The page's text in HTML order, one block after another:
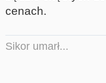
cenach.
Sikor umarł...